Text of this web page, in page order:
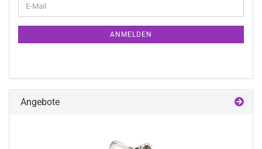
ZUR
E-
Mail
ANMELDEN
Angebote